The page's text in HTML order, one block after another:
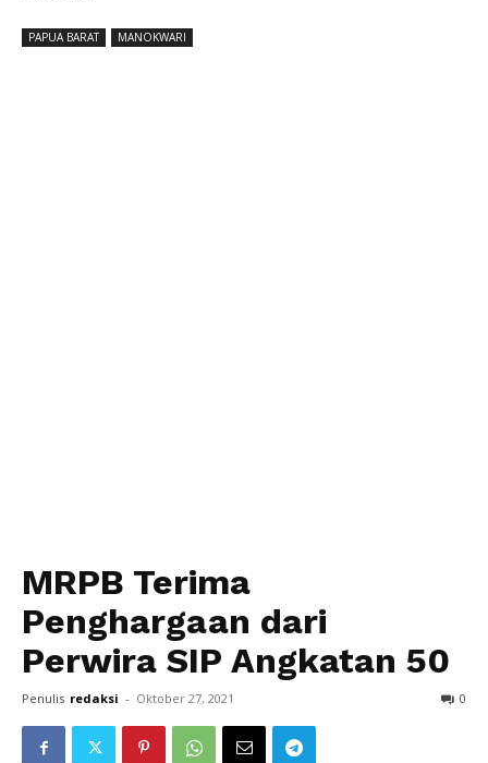
PAPUA BARAT MANOKWARI
MRPB Terima
Penghargaan dari
Perwira SIP Angkatan 50
Penulis redaksi - Oktober 27, 2021 0